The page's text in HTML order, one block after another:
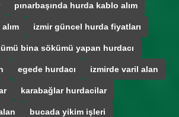
pınarbaşında hurda kablo alım
izmir güncel hurda fiyatları
bina sökümü yapan hurdacı
egede hurdacı izmirde varil alan
karabağlar hurdacilar
bucada yikim işleri